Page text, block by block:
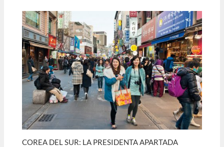
COREA DEL SUR: LA PRESIDENTA APARTADA